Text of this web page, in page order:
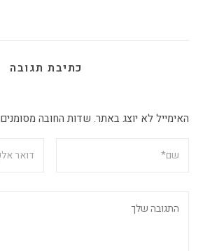
כתיבת תגובה
האימייל לא יוצג באתר. שדות החובה מסומנים